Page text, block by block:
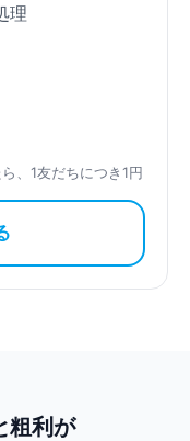
理
、1友だちにつき1円
粗利が